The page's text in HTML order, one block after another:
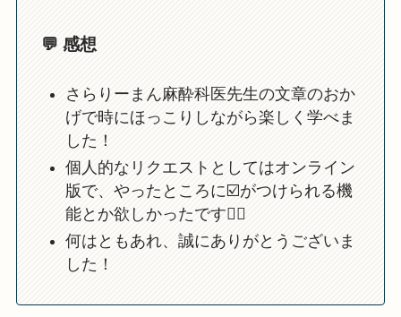
💬 感想
さらりーまん麻酔科医先生の文章のおか
げで時にほっこりしながら楽しく学べま
した！
個人的なリクエストとしてはオンライン
版で、やったところに☑️がつけられる機
能とか欲しかったです🙇‍♂️
何はともあれ、誠にありがとうございま
した！